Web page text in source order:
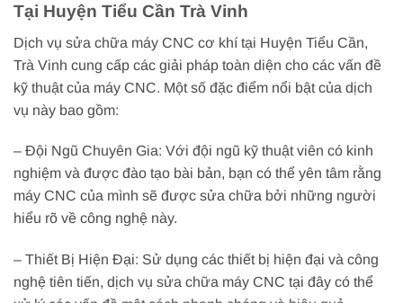
Tại Huyện Tiểu Cần Trà Vinh
Dịch vụ sửa chữa máy CNC cơ khí tại Huyện Tiểu Cần,
Trà Vinh cung cấp các giải pháp toàn diện cho các vấn đề
kỹ thuật của máy CNC. Một số đặc điểm nổi bật của dịch
vụ này bao gồm:
– Đội Ngũ Chuyên Gia: Với đội ngũ kỹ thuật viên có kinh
nghiệm và được đào tạo bài bản, bạn có thể yên tâm rằng
máy CNC của mình sẽ được sửa chữa bởi những người
hiểu rõ về công nghệ này.
– Thiết Bị Hiện Đại: Sử dụng các thiết bị hiện đại và công
nghệ tiên tiến, dịch vụ sửa chữa máy CNC tại đây có thể